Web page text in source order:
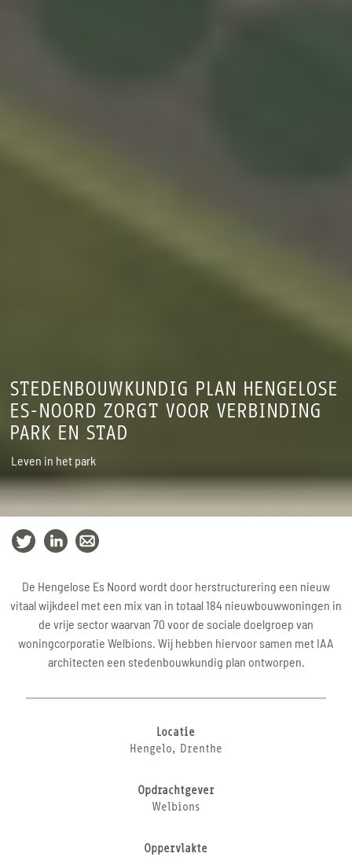
STEDENBOUWKUNDIG PLAN HENGELOSE
ES-NOORD ZORGT VOOR VERBINDING
PARK EN STAD
Leven in het park
De Hengelose Es Noord wordt door herstructurering een nieuw
vitaal wijkdeel met een mix van in totaal 184 nieuwbouwwoningen in
de vrije sector waarvan 70 voor de sociale doelgroep van
woningcorporatie Welbions. Wij hebben hiervoor samen met IAA
architecten een stedenbouwkundig plan ontworpen.
Locatie
Hengelo, Drenthe
Opdrachtgever
Welbions
Oppervlakte